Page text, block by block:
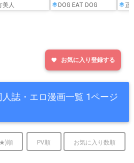
美人 DOG EAT DOG 正実
favorite お気に入り登録する
誌・エロ漫画一覧 1ページ
順 PV順 お気に入り数順